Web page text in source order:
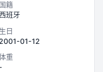
国籍
班牙
生日
2001-01-12
重